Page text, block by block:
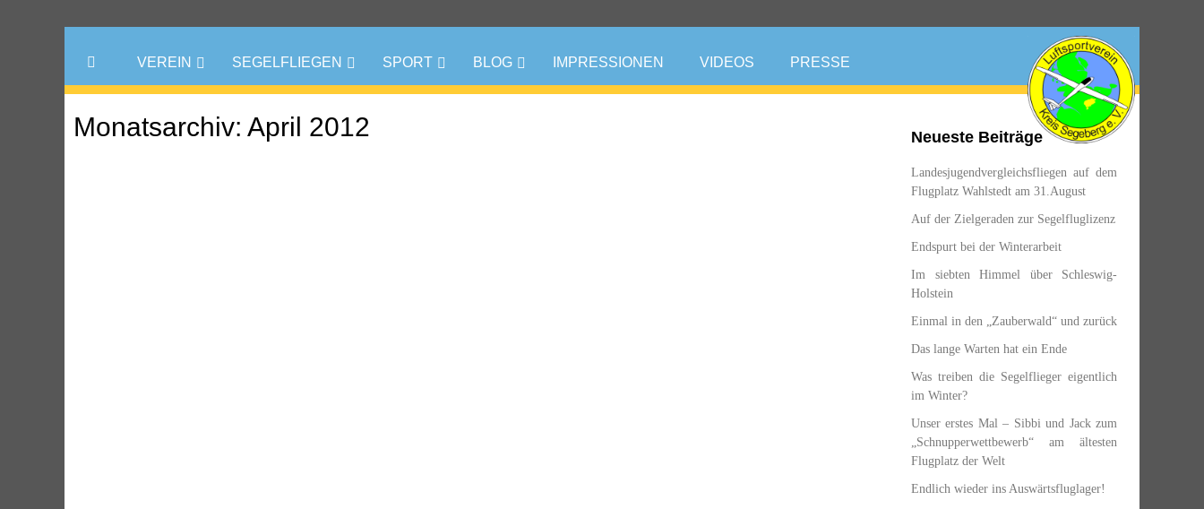
VEREIN SEGELFLIEGEN SPORT BLOG IMPRESSIONEN VIDEOS PRESSE
Monatsarchiv: April 2012 Neueste Beiträge
Landesjugendvergleichsfliegen auf dem
Flugplatz Wahlstedt am 31.August
Auf der Zielgeraden zur Segelfluglizenz
Endspurt bei der Winterarbeit
Im siebten Himmel über Schleswig-
Holstein
Einmal in den „Zauberwald“ und zurück
Das lange Warten hat ein Ende
Was treiben die Segelflieger eigentlich
im Winter?
Unser erstes Mal – Sibbi und Jack zum
„Schnupperwettbewerb“ am ältesten
Flugplatz der Welt
Endlich wieder ins Auswärtsfluglager!